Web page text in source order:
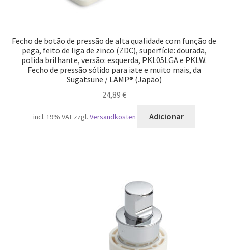
Fecho de botão de pressão de alta qualidade com função de
pega, feito de liga de zinco (ZDC), superfície: dourada,
polida brilhante, versão: esquerda, PKL05LGA e PKLW.
Fecho de pressão sólido para iate e muito mais, da
Sugatsune / LAMP® (Japão)
24,89 €
incl. 19% VAT zzgl. Versandkosten Adicionar